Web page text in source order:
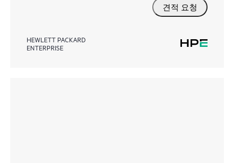
견적 요청
HEWLETT PACKARD
ENTERPRISE